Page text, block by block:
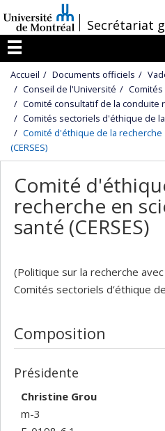
au
contenu
/
Secrétariat
Menu
Accueil Documents officiels
Conseil de l'Université
Comité consultatif de la conduite
Comités sectoriels d'éthique de la
Comité d'éthique de la
(CERSES)
Comité
recherche en
santé (CERSES)
(Politique sur la recherche
Comités sectoriels d’éthique
Composition
Présidente
Christine Grou
m-3